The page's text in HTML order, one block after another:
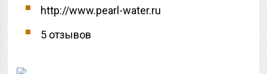
http://www.pearl-water.ru
5 отзывов